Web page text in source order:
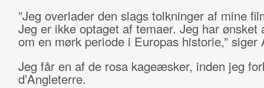
”Jeg overlader den slags tolkninger af mine
Jeg er ikke optaget af temaer. Jeg har
om en mørk periode i Europas historie,” siger
Jeg får en af de rosa kageæsker, inden jeg
d’Angleterre.